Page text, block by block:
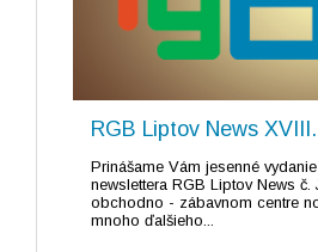
RGB Liptov News XVIII.
Prinášame Vám jesenné
newslettera RGB Liptov News
obchodno - zábavnom centre
mnoho ďalšieho...